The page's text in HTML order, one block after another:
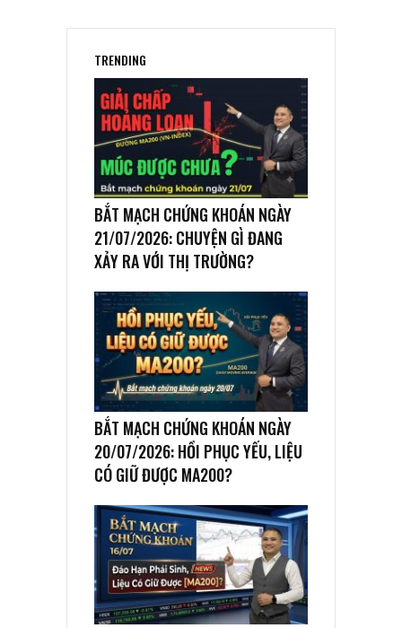
TRENDING
BẮT MẠCH CHỨNG KHOÁN NGÀY
21/07/2026: CHUYỆN GÌ ĐANG
XẢY RA VỚI THỊ TRƯỜNG?
BẮT MẠCH CHỨNG KHOÁN NGÀY
20/07/2026: HỒI PHỤC YẾU, LIỆU
CÓ GIỮ ĐƯỢC MA200?